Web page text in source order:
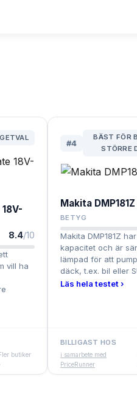
8.4/10
vill ha
butiker
#4
BÄST FÖR
STÖRRE
Makita
BETYG
Makita DMP181Z
kapacitet och är
lämpad för att
däck, t.ex. bil eller
Läs hela testet ›
BILLIGAST HOS
i samarbete med
PriceRunner